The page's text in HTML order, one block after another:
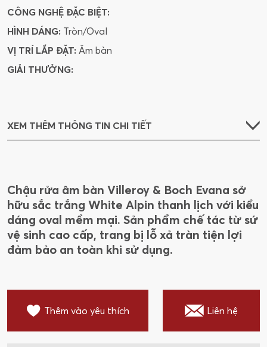
CÔNG NGHỆ ĐẶC BIỆT:
HÌNH DÁNG: Tròn/Oval
VỊ TRÍ LẮP ĐẶT: Âm bàn
GIẢI THƯỞNG:
XEM THÊM THÔNG TIN CHI TIẾT
Chậu rửa âm bàn Villeroy & Boch Evana sở
hữu sắc trắng White Alpin thanh lịch với kiểu
dáng oval mềm mại. Sản phẩm chế tác từ sứ
vệ sinh cao cấp, trang bị lỗ xả tràn tiện lợi
đảm bảo an toàn khi sử dụng.
Thêm vào yêu thích Liên hệ